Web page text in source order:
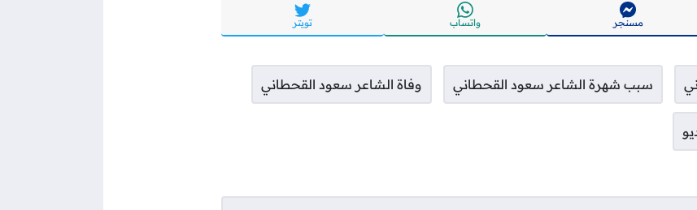
مسنجر واتساب تويتر
سبب شهرة الشاعر سعود القحطاني وفاة الشاعر سعود القحطاني